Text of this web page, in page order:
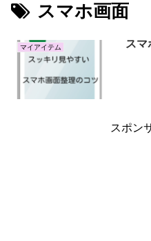
スマホ画面
マイアイテム スマ
スポン